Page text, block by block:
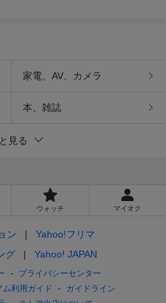
家電、AV、カメラ
本、雑誌
見る
ウォッチ マイオク
ン
Yahoo!フリマ
グ
Yahoo! JAPAN
プライバシーセンター
ム利用ガイド
ガイドライン